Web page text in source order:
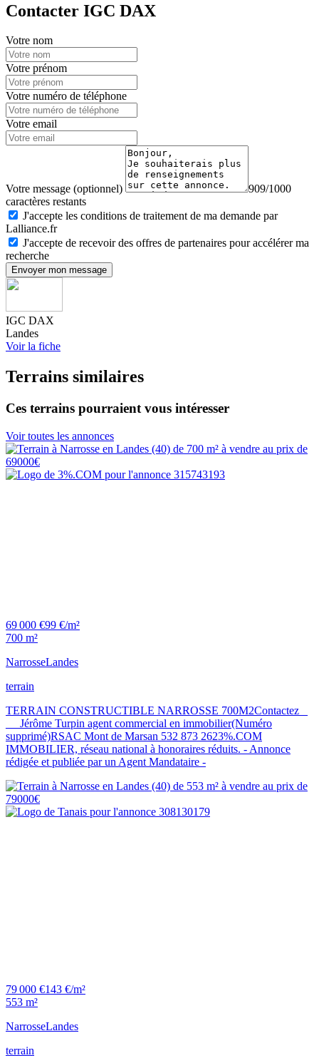
Contacter IGC DAX
Votre nom
Votre prénom
Votre numéro de téléphone
Votre email
Votre message (optionnel)
909/1000
caractères restants
J'accepte les conditions de traitement de ma demande par
Lalliance.fr
J'accepte de recevoir des offres de partenaires pour accélérer ma
recherche
Envoyer mon message
IGC DAX
Landes
Voir la fiche
Terrains similaires
Ces terrains pourraient vous intéresser
Voir toutes les annonces
69 000 €99 €/m²
700 m²
NarrosseLandes
terrain
TERRAIN CONSTRUCTIBLE NARROSSE 700M2Contactez _
_ _Jérôme Turpin agent commercial en immobilier(Numéro
supprimé)RSAC Mont de Marsan 532 873 2623%.COM
IMMOBILIER, réseau national à honoraires réduits. - Annonce
rédigée et publiée par un Agent Mandataire -
79 000 €143 €/m²
553 m²
NarrosseLandes
terrain